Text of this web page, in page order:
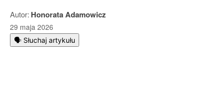
Autor: Honorata Adamowicz
29 maja 2026
🗣️ Słuchaj artykułu